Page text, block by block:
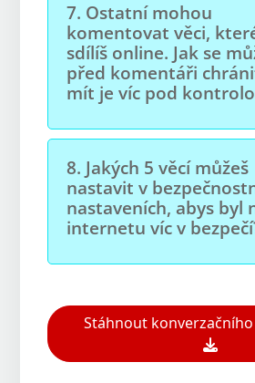
7. Ostatní mohou
komentovat věci,
sdílíš online. Jak se
před komentáři
mít je víc pod
8. Jakých 5 věcí můžeš
nastavit v
nastaveních, abys byl
internetu víc v
Stáhnout
Open On A New Tab